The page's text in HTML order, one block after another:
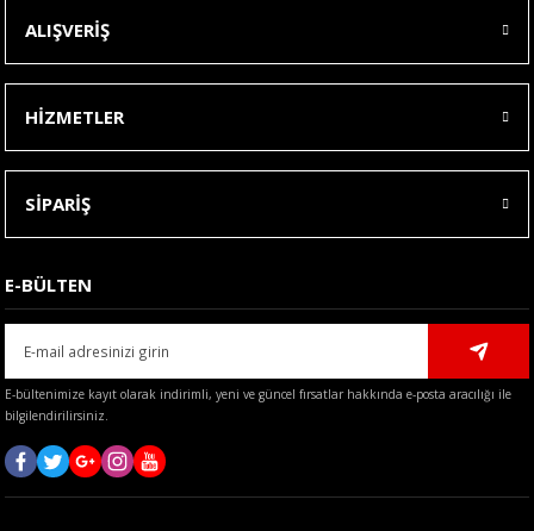
ALIŞVERİŞ
HİZMETLER
SİPARİŞ
E-BÜLTEN
E-bültenimize kayıt olarak indirimli, yeni ve güncel fırsatlar hakkında e-posta aracılığı ile
bilgilendirilirsiniz.